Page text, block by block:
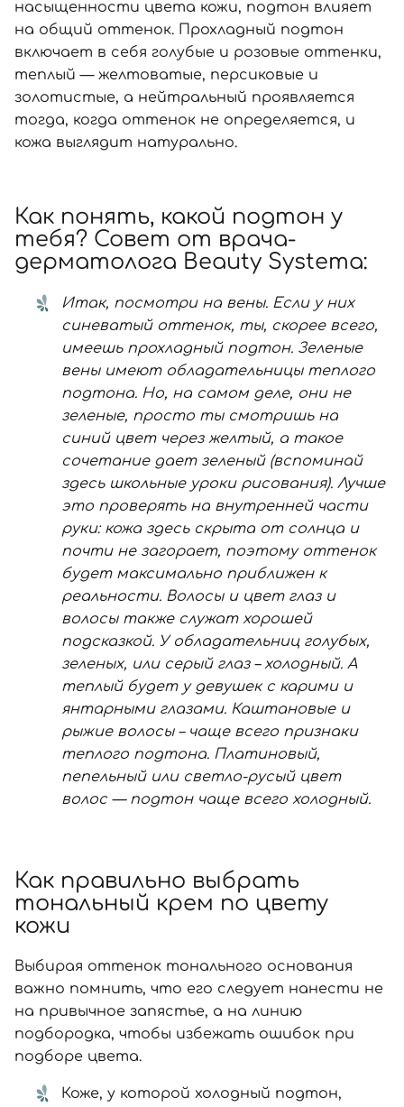
насыщенности цвета кожи, подтон влияет
на общий оттенок. Прохладный подтон
включает в себя голубые и розовые оттенки,
теплый — желтоватые, персиковые и
золотистые, а нейтральный проявляется
тогда, когда оттенок не определяется, и
кожа выглядит натурально.
Как понять, какой подтон у
тебя? Совет от врача-
дерматолога Beauty Systema:
Итак, посмотри на вены. Если у них
синеватый оттенок, ты, скорее всего,
имеешь прохладный подтон. Зеленые
вены имеют обладательницы теплого
подтона. Но, на самом деле, они не
зеленые, просто ты смотришь на
синий цвет через желтый, а такое
сочетание дает зеленый (вспоминай
здесь школьные уроки рисования). Лучше
это проверять на внутренней части
руки: кожа здесь скрыта от солнца и
почти не загорает, поэтому оттенок
будет максимально приближен к
реальности. Волосы и цвет глаз и
волосы также служат хорошей
подсказкой. У обладательниц голубых,
зеленых, или серый глаз – холодный. А
теплый будет у девушек с карими и
янтарными глазами. Каштановые и
рыжие волосы – чаще всего признаки
теплого подтона. Платиновый,
пепельный или светло-русый цвет
волос — подтон чаще всего холодный.
Как правильно выбрать
тональный крем по цвету
кожи
Выбирая оттенок тонального основания
важно помнить, что его следует нанести не
на привычное запястье, а на линию
подбородка, чтобы избежать ошибок при
подборе цвета.
Коже, у которой холодный подтон,